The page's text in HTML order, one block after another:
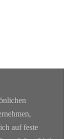
auf feste